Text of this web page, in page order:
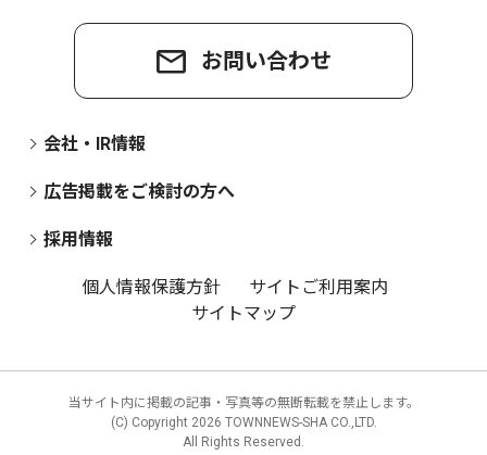
お問い合わせ
会社・IR情報
広告掲載をご検討の方へ
採用情報
個人情報保護方針
サイトご利用案内
サイトマップ
当サイト内に掲載の記事・写真等の無断転載を禁止します。
(C) Copyright 2026 TOWNNEWS-SHA CO.,LTD.
All Rights Reserved.